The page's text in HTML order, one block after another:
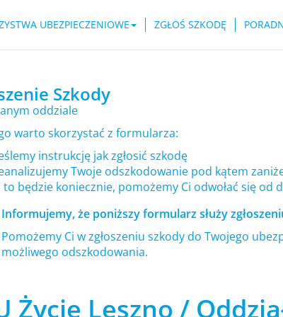
UBEZPIECZENIOWE ZGŁOŚ SZKODĘ
Szkody
oddziale
warto skorzystać z formularza:
instrukcję jak zgłosić szkodę
Twoje odszkodowanie pod kątem
będzie koniecznie, pomożemy Ci odwołać się od
Informujemy, że poniższy formularz służy
Pomożemy Ci w zgłoszeniu szkody do Twojego
możliwego odszkodowania.
Życie Leszno /